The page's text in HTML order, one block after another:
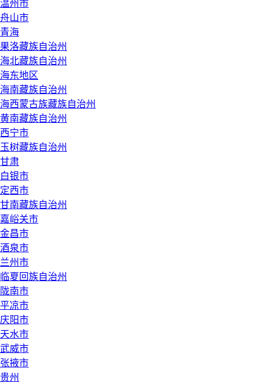
温州市
舟山市
青海
果洛藏族自治州
海北藏族自治州
海东地区
海南藏族自治州
海西蒙古族藏族自治州
黄南藏族自治州
西宁市
玉树藏族自治州
甘肃
白银市
定西市
甘南藏族自治州
嘉峪关市
金昌市
酒泉市
兰州市
临夏回族自治州
陇南市
平凉市
庆阳市
天水市
武威市
张掖市
贵州